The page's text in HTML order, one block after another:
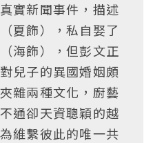
實新聞事件，描述
夏飾），私自娶了
海飾），但彭文正
兒子的異國婚姻頗
雜兩種文化，廚藝
通卻天資聰穎的越
維繫彼此的唯一共